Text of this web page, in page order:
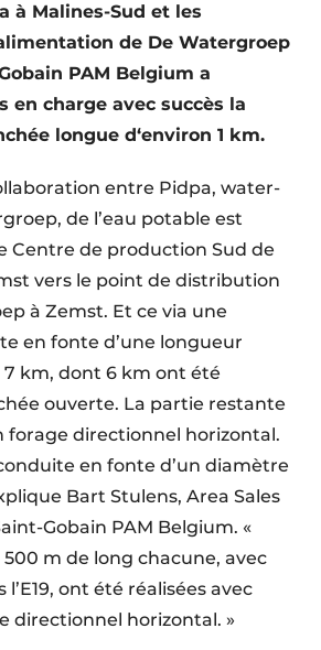
et égouttage
à Malines-Sud et les
de De Watergroep
PAM Belgium a
en charge avec succès la
longue d‘environ 1 km.
entre Pidpa, water-
de l’eau potable est
Centre de production Sud de
vers le point de distribution
à Zemst. Et ce via une
en fonte d’une longueur
7 km, dont 6 km ont été
ouverte. La partie restante
forage directionnel horizontal.
conduite en fonte d’un diamètre
Bart Stulens, Area Sales
Gobain PAM Belgium. «
m de long chacune, avec
l’E19, ont été réalisées avec
directionnel horizontal. »